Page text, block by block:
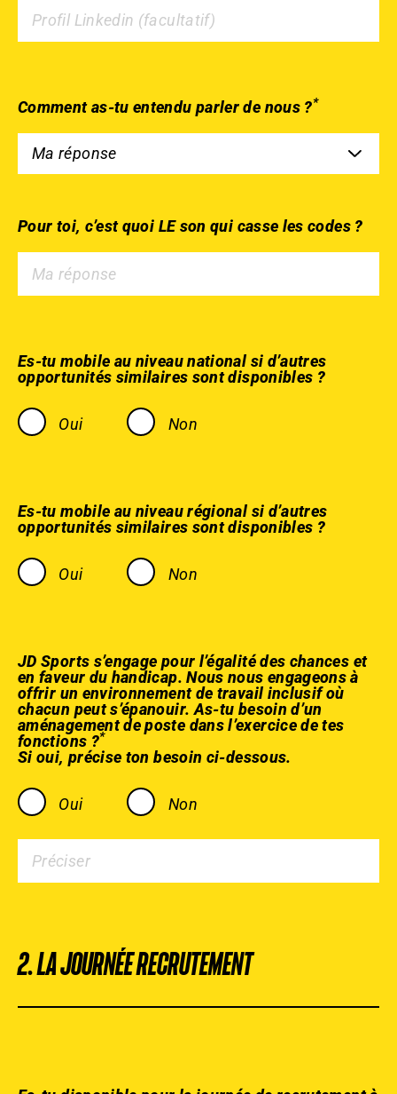
Comment as-tu entendu parler de nous ?*
Pour toi, c’est quoi LE son qui casse les codes ?
Es-tu mobile au niveau national si d’autres
opportunités similaires sont disponibles ?
Oui Non
Es-tu mobile au niveau régional si d’autres
opportunités similaires sont disponibles ?
Oui Non
JD Sports s’engage pour l’égalité des chances et
en faveur du handicap. Nous nous engageons à
offrir un environnement de travail inclusif où
chacun peut s’épanouir. As-tu besoin d’un
aménagement de poste dans l’exercice de tes
fonctions ?*
Si oui, précise ton besoin ci-dessous.
Oui Non
2. LA JOURNÉE RECRUTEMENT